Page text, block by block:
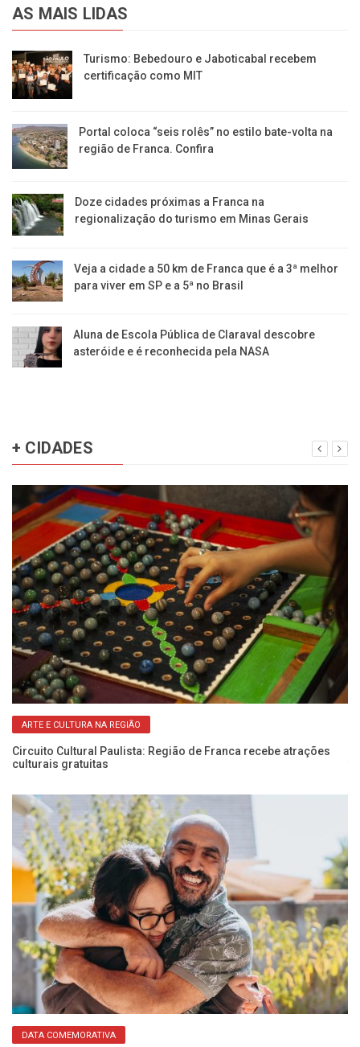
AS MAIS LIDAS
Turismo: Bebedouro e Jaboticabal recebem
certificação como MIT
Portal coloca “seis rolês” no estilo bate-volta na
região de Franca. Confira
​Doze cidades próximas a Franca na
regionalização do turismo em Minas Gerais
Veja a cidade a 50 km de Franca que é a 3ª melhor
para viver em SP e a 5ª no Brasil
Aluna de Escola Pública de Claraval descobre
asteróide e é reconhecida pela NASA
+ CIDADES
ARTE E CULTURA NA REGIÃO
Circuito Cultural Paulista: Região de Franca recebe atrações
culturais gratuitas
DATA COMEMORATIVA